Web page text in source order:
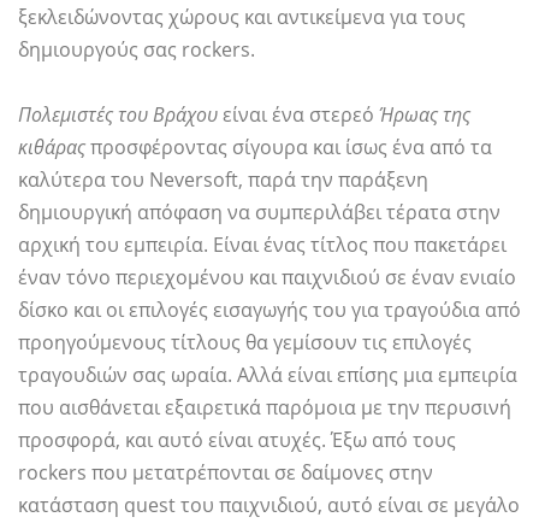
ξεκλειδώνοντας χώρους και αντικείμενα για τους
δημιουργούς σας rockers.
Πολεμιστές του Βράχουείναι ένα στερεό Ήρωας της
κιθάραςπροσφέροντας σίγουρα και ίσως ένα από τα
καλύτερα του Neversoft, παρά την παράξενη
δημιουργική απόφαση να συμπεριλάβει τέρατα στην
αρχική του εμπειρία. Είναι ένας τίτλος που πακετάρει
έναν τόνο περιεχομένου και παιχνιδιού σε έναν ενιαίο
δίσκο και οι επιλογές εισαγωγής του για τραγούδια από
προηγούμενους τίτλους θα γεμίσουν τις επιλογές
τραγουδιών σας ωραία. Αλλά είναι επίσης μια εμπειρία
που αισθάνεται εξαιρετικά παρόμοια με την περυσινή
προσφορά, και αυτό είναι ατυχές. Έξω από τους
rockers που μετατρέπονται σε δαίμονες στην
κατάσταση quest του παιχνιδιού, αυτό είναι σε μεγάλο